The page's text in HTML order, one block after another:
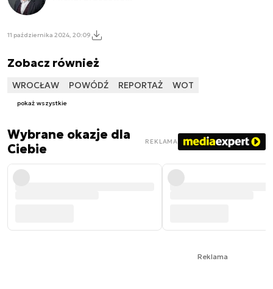
11 października 2024, 20:09
Zobacz również
WROCŁAW POWÓDŹ REPORTAŻ WOT
pokaż wszystkie
Wybrane okazje dla
Ciebie
REKLAMA
Reklama